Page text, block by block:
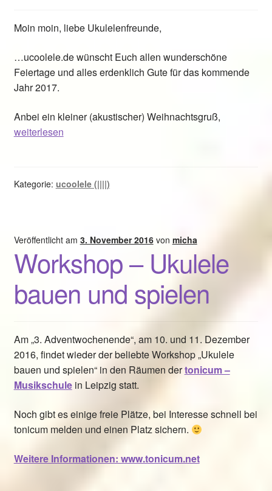
Moin moin, liebe Ukulelenfreunde,
…ucoolele.de wünscht Euch allen wunderschöne
Feiertage und alles erdenklich Gute für das kommende
Jahr 2017.
Anbei ein kleiner (akustischer) Weihnachtsgruß,…
weiterlesen
Kategorie: ucoolele (||||)
Veröffentlicht am 3. November 2016 von micha
Workshop – Ukulele
bauen und spielen
Am „3. Adventwochenende“, am 10. und 11. Dezember
2016, findet wieder der beliebte Workshop „Ukulele
bauen und spielen“ in den Räumen dertonicum –
Musikschulein Leipzig statt.
Noch gibt es einige freie Plätze, bei Interesse schnell bei
tonicum melden und einen Platz sichern.
Weitere Informationen: www.tonicum.net